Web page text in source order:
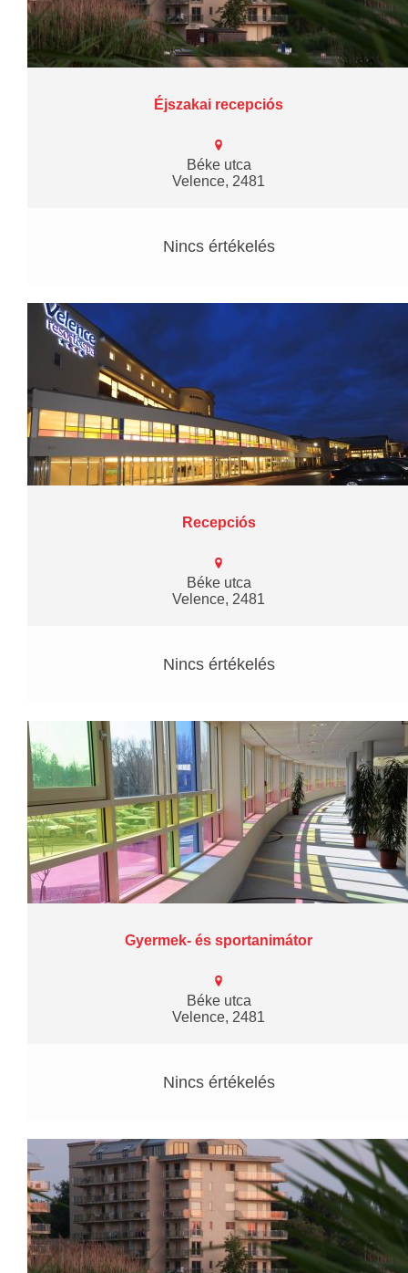
Éjszakai recepciós
Béke utca
Velence, 2481
Nincs értékelés
Recepciós
Béke utca
Velence, 2481
Nincs értékelés
Gyermek- és sportanimátor
Béke utca
Velence, 2481
Nincs értékelés